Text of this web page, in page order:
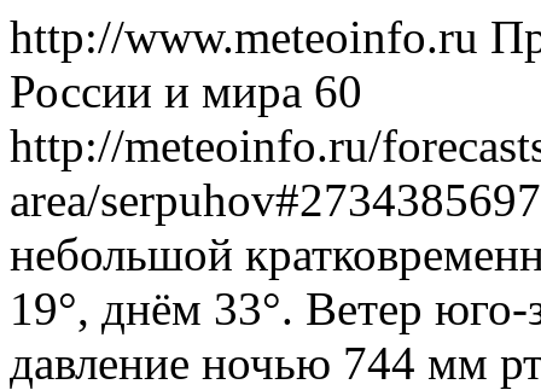
http://www.meteoinfo.ru
России и мира 60
http://meteoinfo.ru/
area/
небольшой
19°, днём 33°. Ветер
давление ночью 744 мм